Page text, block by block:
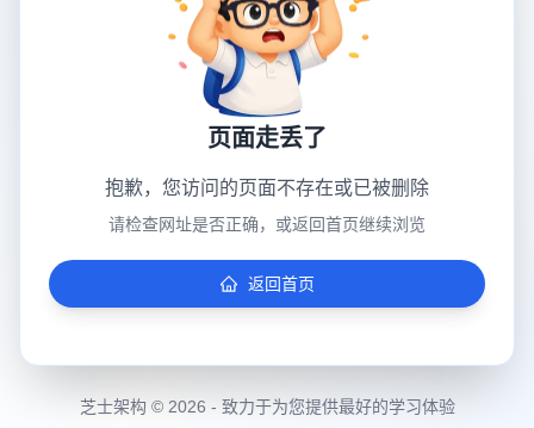
页面走丢了
抱歉，您访问的页面不存在或已被删除
请检查网址是否正确，或返回首页继续浏览
返回首页
芝士架构 © 2026 - 致力于为您提供最好的学习体验